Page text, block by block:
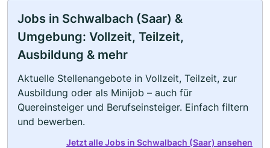
Jobs in Schwalbach (Saar) &
Umgebung: Vollzeit, Teilzeit,
Ausbildung & mehr
Aktuelle Stellenangebote in Vollzeit, Teilzeit, zur
Ausbildung oder als Minijob – auch für
Quereinsteiger und Berufseinsteiger. Einfach filtern
und bewerben.
Jetzt alle Jobs in Schwalbach (Saar) ansehen